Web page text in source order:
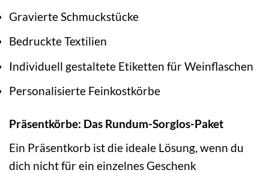
Gravierte Schmuckstücke
Bedruckte Textilien
Individuell gestaltete Etiketten für Weinflaschen
Personalisierte Feinkostkörbe
Präsentkörbe: Das Rundum-Sorglos-Paket
Ein Präsentkorb ist die ideale Lösung, wenn du
dich nicht für ein einzelnes Geschenk